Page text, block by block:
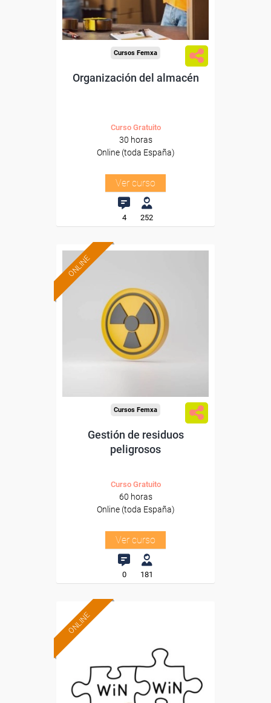
-Grandes Almacenes.
Cursos Femxa
Organización del almacén
Curso Gratuito
30 horas
Online (toda España)
Ver curso
4 252
ONLINE
Formación 100%
subvencionada.
Para desempleados,
trabajadores y autónomos.
Sector
-Construcción e industrias
Cursos Femxa
Gestión de residuos
peligrosos
Curso Gratuito
60 horas
Online (toda España)
Ver curso
0 181
ONLINE
subvencionada.
Para desempleados,
trabajadores y autónomos.